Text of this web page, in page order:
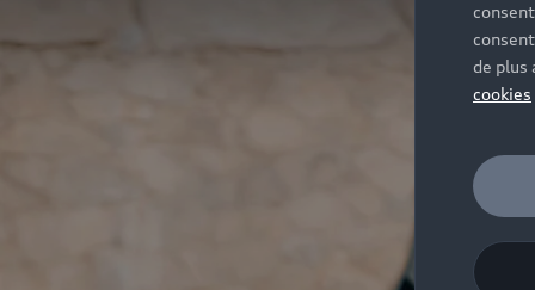
de plus
cookies